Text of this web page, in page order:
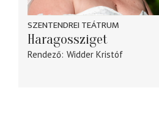
SZENTENDREI TEÁTRUM
Haragossziget
Rendező Widder Kristóf